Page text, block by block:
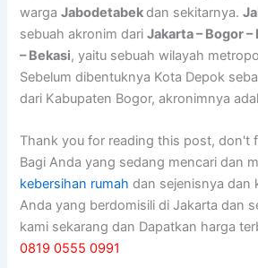
wargaJabodetabekdan sekitarnya.
sebuah akronim dariJakarta – Bogor
– Bekasi, yaitu sebuah wilayah
Sebelum dibentuknya Kota Depok
dari Kabupaten Bogor, akronimnya
Thank you for reading this post, don't
Bagi Anda yang sedang mencari dan
kebersihan rumah dan sejenisnya dan
Anda yang berdomisili di Jakarta dan
kami sekarang dan Dapatkan harga
0819 0555 0991